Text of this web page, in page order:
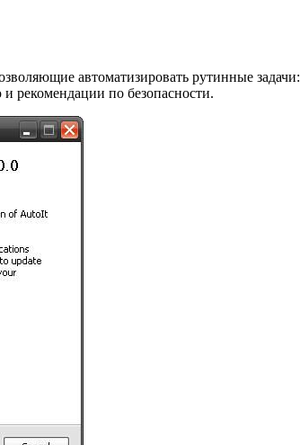
автоматизировать рутинные
рекомендации по безопасности.